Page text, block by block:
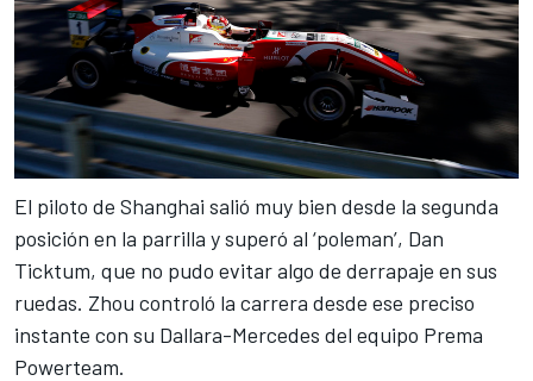
El piloto de Shanghai salió muy bien desde la segunda
posición en la parrilla y superó al ‘poleman’, Dan
Ticktum, que no pudo evitar algo de derrapaje en sus
ruedas. Zhou controló la carrera desde ese preciso
instante con su Dallara-Mercedes del equipo Prema
Powerteam.